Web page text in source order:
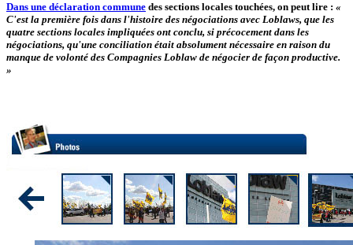
Dans une déclaration commune des sections locales touchées, on peut lire : «
C'est la première fois dans l'histoire des négociations avec Loblaws, que les
quatre sections locales impliquées ont conclu, si précocement dans les
négociations, qu'une conciliation était absolument nécessaire en raison du
manque de volonté des Compagnies Loblaw de négocier de façon productive.
»